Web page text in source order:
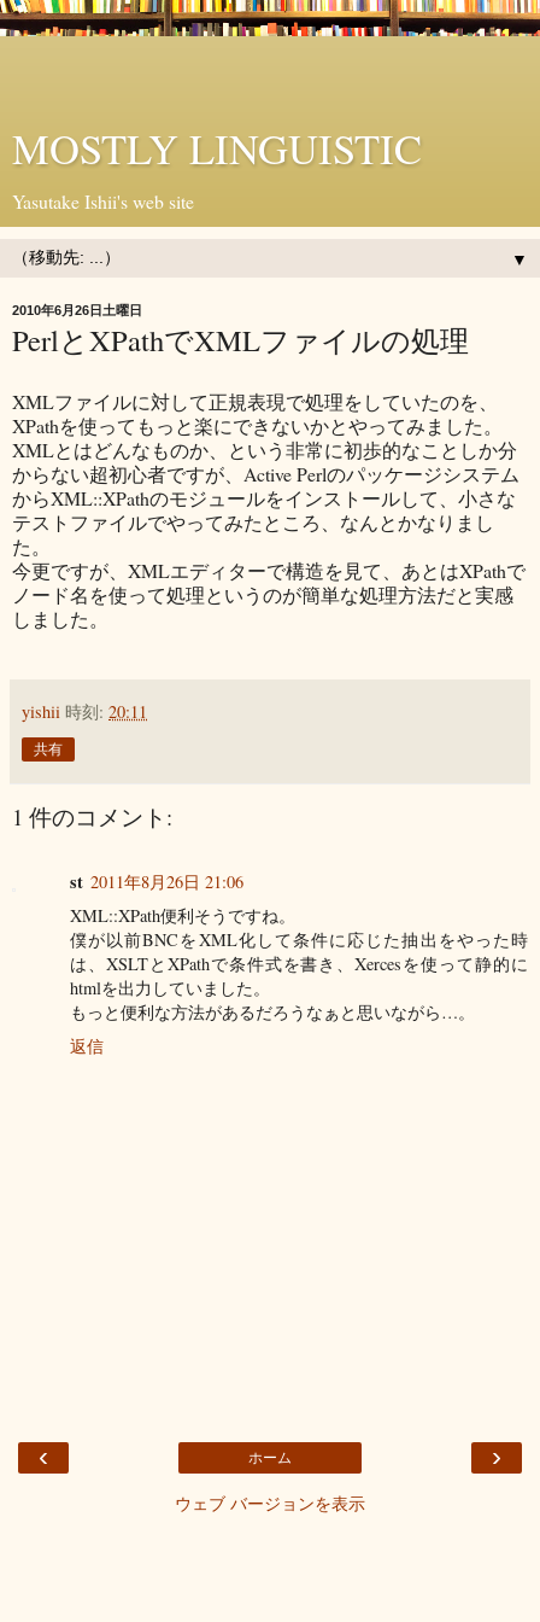
MOSTLY LINGUISTIC
Yasutake Ishii's web site
▼
2010年6月26日土曜日
PerlとXPathでXMLファイルの処理
XMLファイルに対して正規表現で処理をしていたのを、
XPathを使ってもっと楽にできないかとやってみました。
XMLとはどんなものか、という非常に初歩的なことしか分
からない超初心者ですが、Active Perlのパッケージシステム
からXML::XPathのモジュールをインストールして、小さな
テストファイルでやってみたところ、なんとかなりまし
た。
今更ですが、XMLエディターで構造を見て、あとはXPathで
ノード名を使って処理というのが簡単な処理方法だと実感
しました。
yishii 時刻: 20:11
共有
1 件のコメント:
st 2011年8月26日 21:06
XML::XPath便利そうですね。
僕が以前BNCをXML化して条件に応じた抽出をやった時
は、XSLTとXPathで条件式を書き、Xercesを使って静的に
htmlを出力していました。
もっと便利な方法があるだろうなぁと思いながら…。
返信
‹ ›
ホーム
ウェブ バージョンを表示